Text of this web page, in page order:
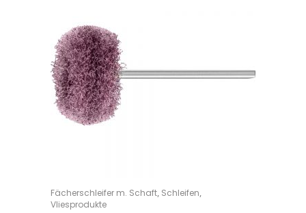
OPTIONS
Fächerschleifer m. Schaft, Schleifen,
Vliesprodukte